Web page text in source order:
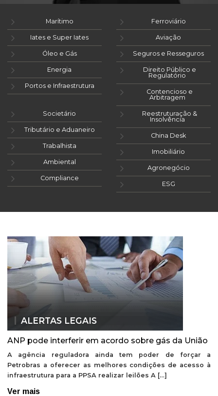
Marítimo
Iates e Super Iates
Óleo e Gás
Energia
Portos e Infraestrutura
Ferroviário
Aviação
Seguros e Resseguros
Direito Público e
Regulatório
Contencioso e
Arbitragem
Societário
Tributário e Aduaneiro
Trabalhista
Ambiental
Compliance
Reestruturação &
Insolvência
China Desk
Imobiliário
Agronegócio
ESG
ALERTAS LEGAIS
ANP pode interferir em acordo sobre gás da União
A agência reguladora ainda tem poder de forçar a
Petrobras a oferecer as melhores condições de acesso à
infraestrutura para a PPSA realizar leilões A […]
Ver mais